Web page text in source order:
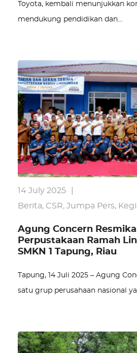
Toyota, kembali menunjukkan
mendukung pendidikan dan…
14 July 2025
Berita, CSR, Jumpa Pers,
Agung Concern
Perpustakaan Ramah
SMKN 1 Tapung, Riau
Tapung, 14 Juli 2025 – Agung
satu grup perusahaan nasional